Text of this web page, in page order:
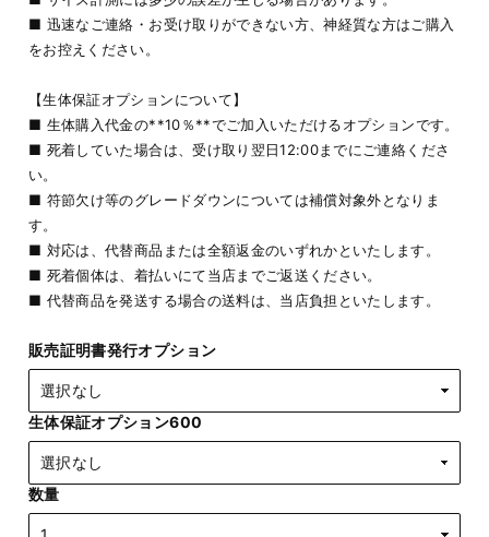
■ 迅速なご連絡・お受け取りができない方、神経質な方はご購入
をお控えください。
【生体保証オプションについて】
■ 生体購入代金の**10％**でご加入いただけるオプションです。
■ 死着していた場合は、受け取り翌日12:00までにご連絡くださ
い。
■ 符節欠け等のグレードダウンについては補償対象外となりま
す。
■ 対応は、代替商品または全額返金のいずれかといたします。
■ 死着個体は、着払いにて当店までご返送ください。
■ 代替商品を発送する場合の送料は、当店負担といたします。
販売証明書発行オプション
生体保証オプション600
数量